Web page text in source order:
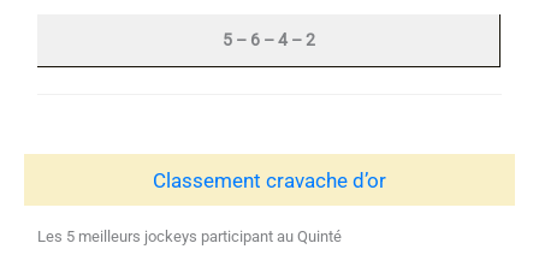
5 – 6 – 4 – 2
Classement cravache d’or
Les 5 meilleurs jockeys participant au Quinté